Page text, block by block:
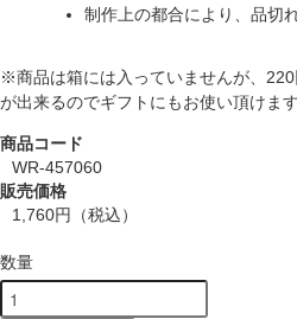
制作上の都合により、品切
※商品は箱には入っていませんが、
が出来るのでギフトにもお使い頂けます
商品コード
WR-457060
販売価格
1,760円
（税込）
数量